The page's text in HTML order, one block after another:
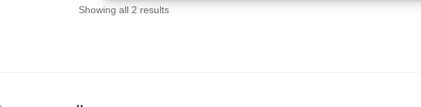
Showing all 2 results